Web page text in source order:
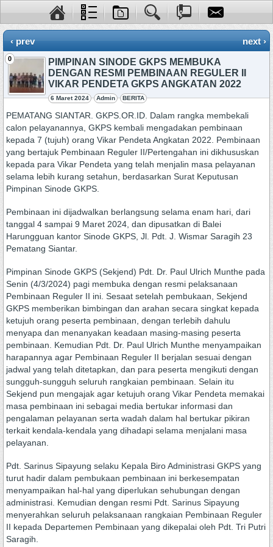
‹ prev next ›
0
PIMPINAN SINODE GKPS MEMBUKA
DENGAN RESMI PEMBINAAN REGULER II
VIKAR PENDETA GKPS ANGKATAN 2022
6 Maret 2024 Admin BERITA
PEMATANG SIANTAR. GKPS.OR.ID. Dalam rangka membekali
calon pelayanannya, GKPS kembali mengadakan pembinaan
kepada 7 (tujuh) orang Vikar Pendeta Angkatan 2022. Pembinaan
yang bertajuk Pembinaan Reguler II/Pertengahan ini dikhususkan
kepada para Vikar Pendeta yang telah menjalin masa pelayanan
selama lebih kurang setahun, berdasarkan Surat Keputusan
Pimpinan Sinode GKPS.
Pembinaan ini dijadwalkan berlangsung selama enam hari, dari
tanggal 4 sampai 9 Maret 2024, dan dipusatkan di Balei
Harungguan kantor Sinode GKPS, Jl. Pdt. J. Wismar Saragih 23
Pematang Siantar.
Pimpinan Sinode GKPS (Sekjend) Pdt. Dr. Paul Ulrich Munthe pada
Senin (4/3/2024) pagi membuka dengan resmi pelaksanaan
Pembinaan Reguler II ini. Sesaat setelah pembukaan, Sekjend
GKPS memberikan bimbingan dan arahan secara singkat kepada
ketujuh orang peserta pembinaan, dengan terlebih dahulu
menyapa dan menanyakan keadaan masing-masing peserta
pembinaan. Kemudian Pdt. Dr. Paul Ulrich Munthe menyampaikan
harapannya agar Pembinaan Reguler II berjalan sesuai dengan
jadwal yang telah ditetapkan, dan para peserta mengikuti dengan
sungguh-sungguh seluruh rangkaian pembinaan. Selain itu
Sekjend pun mengajak agar ketujuh orang Vikar Pendeta memakai
masa pembinaan ini sebagai media bertukar informasi dan
pengalaman pelayanan serta wadah dalam hal bertukar pikiran
terkait kendala-kendala yang dihadapi selama menjalani masa
pelayanan.
Pdt. Sarinus Sipayung selaku Kepala Biro Administrasi GKPS yang
turut hadir dalam pembukaan pembinaan ini berkesempatan
menyampaikan hal-hal yang diperlukan sehubungan dengan
administrasi. Kemudian dengan resmi Pdt. Sarinus Sipayung
menyerahkan seluruh pelaksanaan rangkaian Pembinaan Reguler
II kepada Departemen Pembinaan yang dikepalai oleh Pdt. Tri Putri
Saragih.